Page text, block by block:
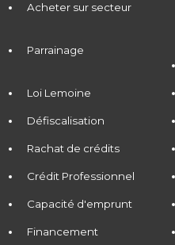
Acheter sur secteur
Parrainage
Loi Lemoine
Défiscalisation
Rachat de crédits
Crédit Professionnel
Capacité d'emprunt
Financement